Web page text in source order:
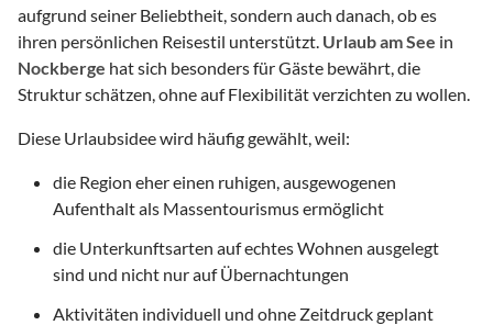
aufgrund seiner Beliebtheit, sondern auch danach, ob es
ihren persönlichen Reisestil unterstützt. Urlaub am See in
Nockberge hat sich besonders für Gäste bewährt, die
Struktur schätzen, ohne auf Flexibilität verzichten zu wollen.
Diese Urlaubsidee wird häufig gewählt, weil:
die Region eher einen ruhigen, ausgewogenen
Aufenthalt als Massentourismus ermöglicht
die Unterkunftsarten auf echtes Wohnen ausgelegt
sind und nicht nur auf Übernachtungen
Aktivitäten individuell und ohne Zeitdruck geplant